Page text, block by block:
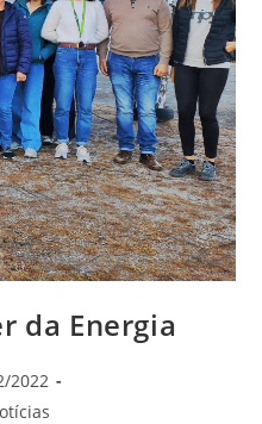
da Energia
2022